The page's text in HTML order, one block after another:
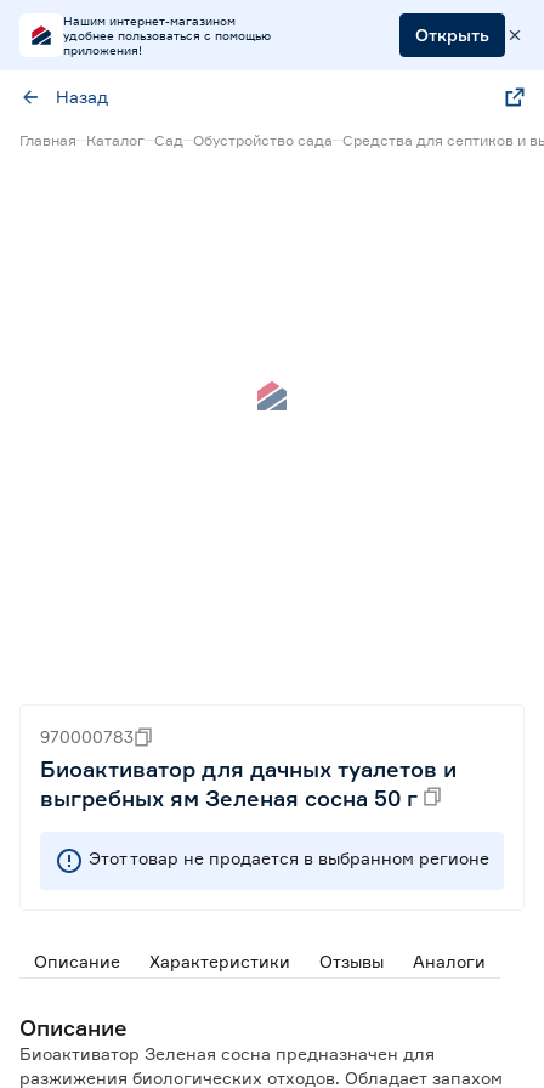
Нашим интернет-магазином
удобнее пользоваться с помощью
приложения!
Открыть
Назад
Главная Каталог Сад Обустройство сада Средства для септиков и
970000783
Биоактиватор для дачных туалетов и
выгребных ям Зеленая сосна 50 г
Этот товар не продается в выбранном регионе
Описание Характеристики Отзывы Аналоги
Описание
Биоактиватор Зеленая сосна предназначен для
разжижения биологических отходов. Обладает запахом